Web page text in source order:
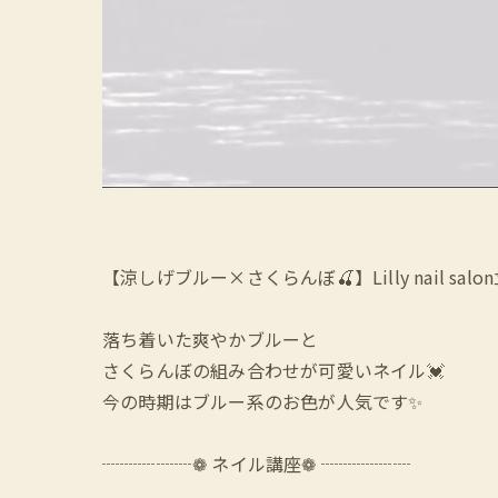
【涼しげブルー×さくらんぼ🍒】Lilly nail
落ち着いた爽やかブルーと
さくらんぼの組み合わせが可愛いネイル💓
今の時期はブルー系のお色が人気です✨
┈┈┈┈┈❁ ネイル講座❁ ┈┈┈┈┈